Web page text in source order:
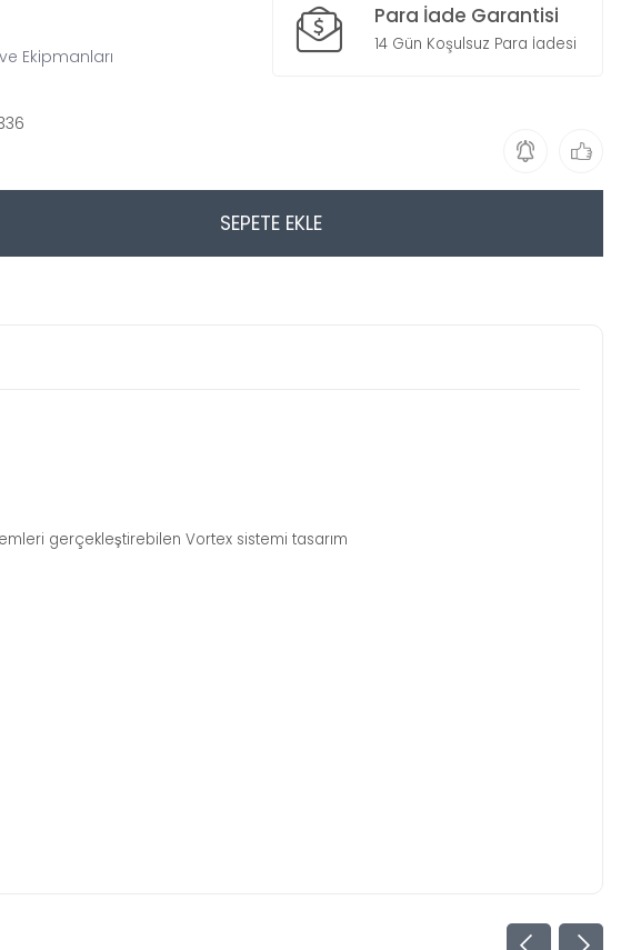
Ekipmanları
Para İade Garantisi
14 Gün Koşulsuz Para İadesi
SEPETE EKLE
gerçekleştirebilen Vortex sistemi tasarım